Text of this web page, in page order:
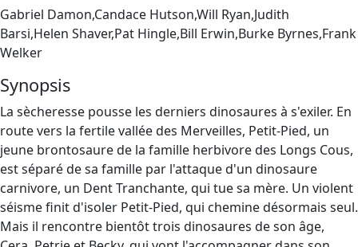
Gabriel Damon,Candace Hutson,Will Ryan,Judith
Barsi,Helen Shaver,Pat Hingle,Bill Erwin,Burke Byrnes,Frank
Welker
Synopsis
La sècheresse pousse les derniers dinosaures à s'exiler. En
route vers la fertile vallée des Merveilles, Petit-Pied, un
jeune brontosaure de la famille herbivore des Longs Cous,
est séparé de sa famille par l'attaque d'un dinosaure
carnivore, un Dent Tranchante, qui tue sa mère. Un violent
séisme finit d'isoler Petit-Pied, qui chemine désormais seul.
Mais il rencontre bientôt trois dinosaures de son âge,